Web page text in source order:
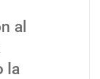
al
la